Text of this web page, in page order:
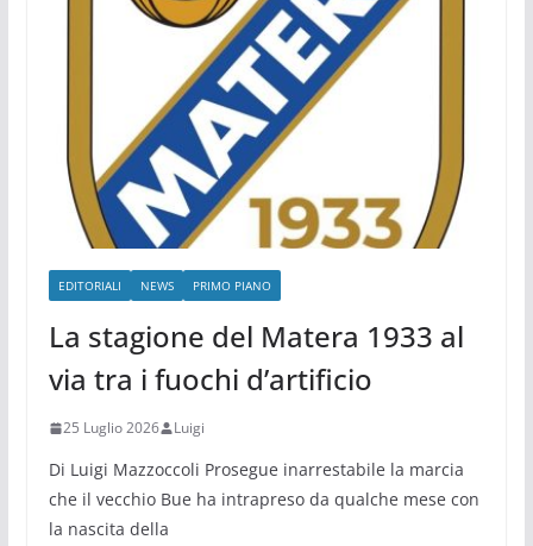
EDITORIALI NEWS PRIMO PIANO
La stagione del Matera 1933 al
via tra i fuochi d’artificio
25 Luglio 2026 Luigi
Di Luigi Mazzoccoli Prosegue inarrestabile la marcia
che il vecchio Bue ha intrapreso da qualche mese con
la nascita della